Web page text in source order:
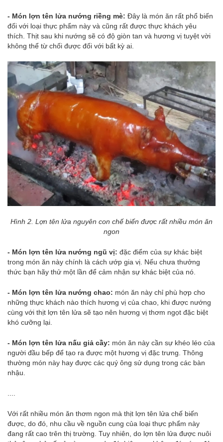
- Món lợn tên lửa nướng riềng mè: Đây là món ăn rất phổ biến
đối với loại thực phẩm này và cũng rất được thực khách yêu
thích. Thịt sau khi nướng sẽ có độ giòn tan và hương vị tuyệt vời
không thể từ chối được đối với bất kỳ ai.
Hình 2. Lợn tên lửa nguyên con chế biến được rất nhiều món ăn
ngon
- Món lợn tên lửa nướng ngũ vị: đặc điểm của sự khác biệt
trong món ăn này chính là cách ướp gia vị. Nếu chưa thưởng
thức bạn hãy thử một lần để cảm nhận sự khác biệt của nó.
- Món lợn tên lửa nướng chao: món ăn này chỉ phù hợp cho
những thực khách nào thích hương vị của chao, khi được nướng
cùng với thịt lợn tên lửa sẽ tạo nên hương vị thơm ngọt đặc biệt
khó cưỡng lại.
- Món lợn tên lửa nấu giả cầy: món ăn này cần sự khéo léo của
người đầu bếp để tạo ra được một hương vị đặc trưng. Thông
thường món này hay được các quý ông sử dụng trong các bàn
nhậu.
....
Với rất nhiều món ăn thơm ngon mà thịt lợn tên lửa chế biến
được, do đó, nhu cầu về nguồn cung của loại thực phẩm này
đang rất cao trên thị trường. Tuy nhiên, do lợn tên lửa được nuôi